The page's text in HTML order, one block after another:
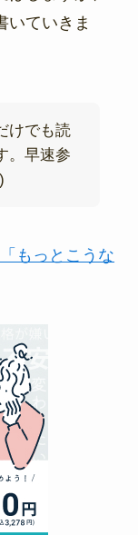
いていきま
けでも読
。早速参
もっとこうな